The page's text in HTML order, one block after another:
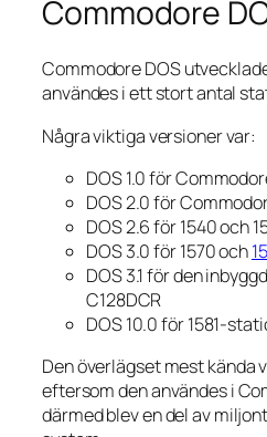
Commodore
Commodore DOS
användes i ett stort antal
Några viktiga versioner var:
DOS 1.0 för
DOS 2.0 för
DOS 2.6 för 1540 och
DOS 3.0 för 1570 och
DOS 3.1 för den
C128DCR
DOS 10.0 för 1581-
Den överlägset mest kända
eftersom den användes i
därmed blev en del av